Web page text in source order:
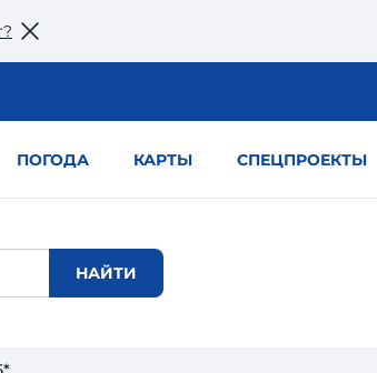
ПОГОДА КАРТЫ СПЕЦПРОЕКТЫ